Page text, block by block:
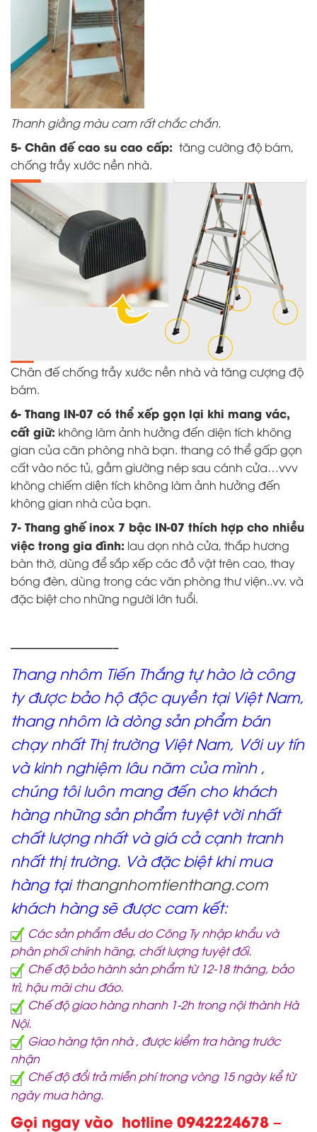
Thanh giằng màu cam rất chắc chắn.
5- Chân đế cao su cao cấp: tăng cường độ bám,
chống trầy xước nền nhà.
Chân đế chống trầy xước nền nhà và tăng cượng độ
bám.
6- Thang IN-07 có thể xếp gọn lại khi mang vác,
cất giữ: không làm ảnh hưởng đến diện tích không
gian của căn phòng nhà bạn. thang có thể gấp gọn
cất vào nóc tủ, gầm giường nép sau cánh cửa…vvv
không chiếm diện tích không làm ảnh hưởng đến
không gian nhà của bạn.
7- Thang ghế inox 7 bậc IN-07 thích hợp cho nhiều
việc trong gia đình: lau dọn nhà cửa, thắp hương
bàn thờ, dùng để sắp xếp các đồ vật trên cao, thay
bóng đèn, dùng trong các văn phòng thư viện..vv. và
đặc biệt cho những người lớn tuổi.
—————————–
Thang nhôm Tiến Thắng tự hào là công
ty được bảo hộ độc quyền tại Việt Nam,
thang nhôm là dòng sản phẩm bán
chạy nhất Thị trường Việt Nam, Với uy tín
và kinh nghiệm lâu năm của mình ,
chúng tôi luôn mang đến cho khách
hàng những sản phẩm tuyệt vời nhất
chất lượng nhất và giá cả cạnh tranh
nhất thị trường. Và đặc biệt khi mua
hàng tại thangnhomtienthang.com
khách hàng sẽ được cam kết:
Các sản phẩm đều do Công Ty nhập khẩu và
phân phối chính hãng, chất lượng tuyệt đối.
Chế độ bảo hành sản phẩm từ 12-18 tháng, bảo
trì, hậu mãi chu đáo.
Chế độ giao hàng nhanh 1-2h trong nội thành Hà
Nội.
Giao hàng tận nhà , được kiểm tra hàng trước
nhận
Chế độ đổi trả miễn phí trong vòng 15 ngày kể từ
ngày mua hàng.
Gọi ngay vào hotline 0942224678 –